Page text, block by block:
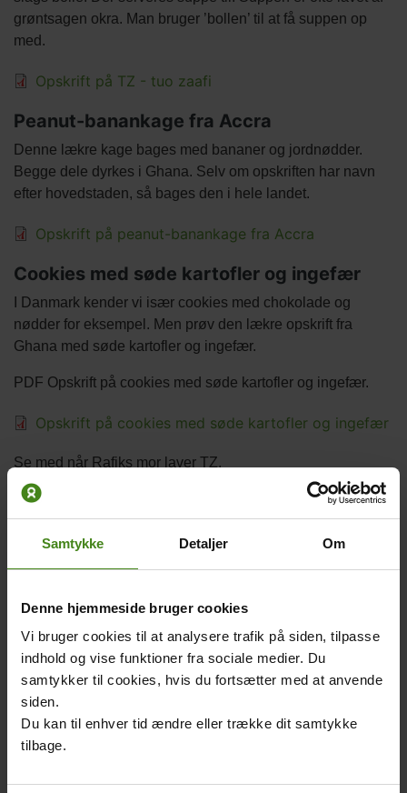
Samtykke Detaljer Om
Denne hjemmeside bruger cookies
Vi bruger cookies til at analysere trafik på siden, tilpasse
indhold og vise funktioner fra sociale medier. Du
samtykker til cookies, hvis du fortsætter med at anvende
siden.
Du kan til enhver tid ændre eller trække dit samtykke
tilbage.
grøntsagen okra. Man bruger ’bollen’ til at få suppen op
med.
FilerOpskrift på TZ - tuo zaafi
Titel
Peanut-banankage fra Accra
Tekst
afsnit
Denne lækre kage bages med bananer og jordnødder.
Begge dele dyrkes i Ghana. Selv om opskriften har navn
efter hovedstaden, så bages den i hele landet.
FilerOpskrift på peanut-banankage fra Accra
Titel
Cookies med søde kartofler og ingefær
Tekst
afsnit
I Danmark kender vi især cookies med chokolade og
nødder for eksempel. Men prøv den lækre opskrift fra
Ghana med søde kartofler og ingefær.
PDF Opskrift på cookies med søde kartofler og ingefær.
FilerOpskrift på cookies med søde kartofler og ingefær
Beskrivelse
Se med når Rafiks mor laver TZ.
Video